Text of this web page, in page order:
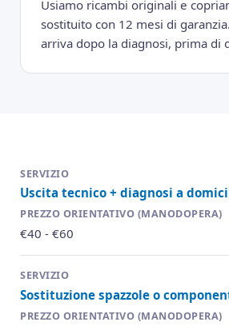
Usiamo ricambi originali e
sostituito con 12 mesi di
arriva dopo la diagnosi, prima di
Uscita tecnico + diagnosi a
€40 - €60
Sostituzione spazzole o